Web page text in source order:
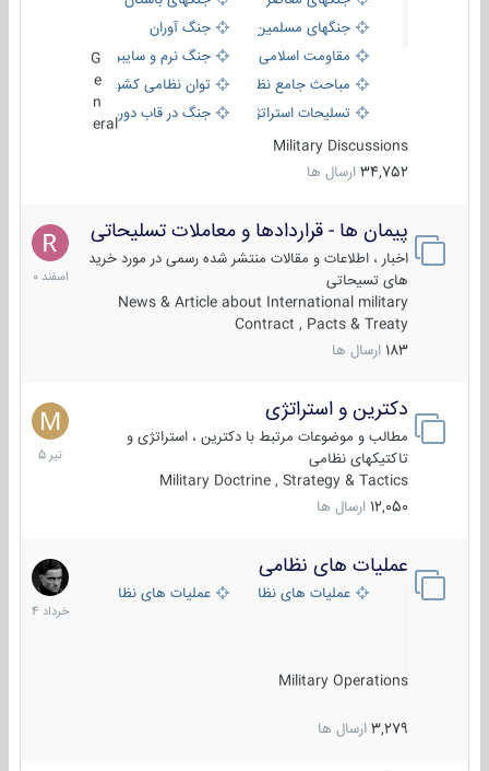
جنگهای مسلمین
جنگ آوران
مقاومت اسلامی
جنگ نرم و سایبری
مباحث جامع نظامی
توان نظامی کشورها
تسلیحات استراتژیک
جنگ در قاب دوربین
eral
Military Discussions
34,752 ارسال ها
پیمان ها - قراردادها و معاملات تسلیحاتی
اخبار ، اطلاعات و مقالات منتشر شده رسمی در مورد خرید
های تسیحاتی
News & Article about International military
Contract , Pacts & Treaty
183 ارسال ها
7
اسفند
1400
دکترین و استراتژی
مطالب و موضوعات مرتبط با دکترین ، استراتژی و
تاکتیکهای نظامی
Military Doctrine , Strategy & Tactics
12,050 ارسال ها
27
تیر
1405
عملیات های نظامی
عملیات های نظامی ایرانعملیات های نظامی خارجی
Military Operations
3,279 ارسال ها
5
خرداد
1404